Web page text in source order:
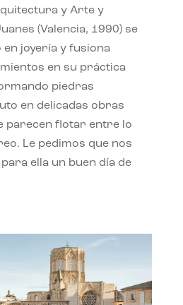
y Arte y
(Valencia, 1990) se
en joyería y fusiona
en su práctica
piedras
en delicadas obras
parecen flotar entre lo
Le pedimos que nos
ella un buen día de